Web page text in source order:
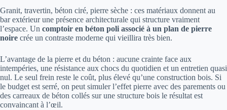
Granit, travertin, béton ciré, pierre sèche : ces matériaux donnent au
bar extérieur une présence architecturale qui structure vraiment
l’espace. Un comptoir en béton poli associé à un plan de pierre
noire crée un contraste moderne qui vieillira très bien.
L’avantage de la pierre et du béton : aucune crainte face aux
intempéries, une résistance aux chocs du quotidien et un entretien quasi
nul. Le seul frein reste le coût, plus élevé qu’une construction bois. Si
le budget est serré, on peut simuler l’effet pierre avec des parements ou
des carreaux de béton collés sur une structure bois le résultat est
convaincant à l’œil.